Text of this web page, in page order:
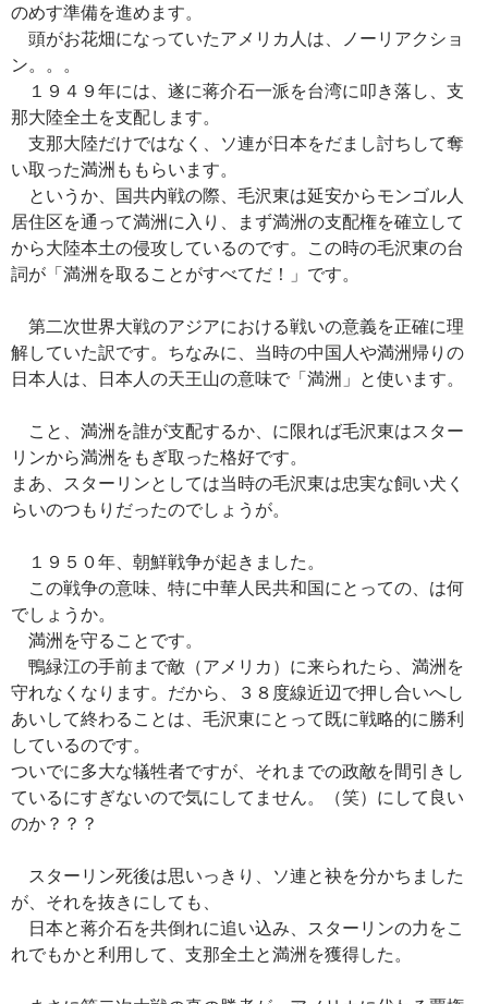
のめす準備を進めます。
頭がお花畑になっていたアメリカ人は、ノーリアクショ
ン。。。
１９４９年には、遂に蒋介石一派を台湾に叩き落し、支
那大陸全土を支配します。
支那大陸だけではなく、ソ連が日本をだまし討ちして奪
い取った満洲ももらいます。
というか、国共内戦の際、毛沢東は延安からモンゴル人
居住区を通って満洲に入り、まず満洲の支配権を確立して
から大陸本土の侵攻しているのです。この時の毛沢東の台
詞が「満洲を取ることがすべてだ！」です。
第二次世界大戦のアジアにおける戦いの意義を正確に理
解していた訳です。ちなみに、当時の中国人や満洲帰りの
日本人は、日本人の天王山の意味で「満洲」と使います。
こと、満洲を誰が支配するか、に限れば毛沢東はスター
リンから満洲をもぎ取った格好です。
まあ、スターリンとしては当時の毛沢東は忠実な飼い犬く
らいのつもりだったのでしょうが。
１９５０年、朝鮮戦争が起きました。
この戦争の意味、特に中華人民共和国にとっての、は何
でしょうか。
満洲を守ることです。
鴨緑江の手前まで敵（アメリカ）に来られたら、満洲を
守れなくなります。だから、３８度線近辺で押し合いへし
あいして終わることは、毛沢東にとって既に戦略的に勝利
しているのです。
ついでに多大な犠牲者ですが、それまでの政敵を間引きし
ているにすぎないので気にしてません。（笑）にして良い
のか？？？
スターリン死後は思いっきり、ソ連と袂を分かちました
が、それを抜きにしても、
日本と蒋介石を共倒れに追い込み、スターリンの力をこ
れでもかと利用して、支那全土と満洲を獲得した。